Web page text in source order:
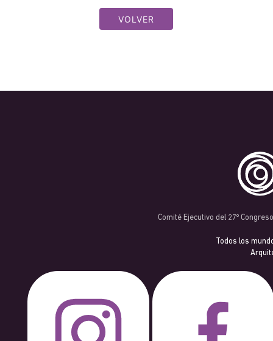
VOLVER
Comité Ejecutivo del 27º
Todos los